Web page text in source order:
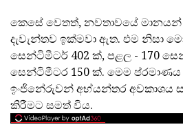
කෙසේ වෙතත්, නවතාවයේ
දැවැන්තව ඉක්මවා ඇත. එම නිසා
සෙන්ටිමීටර් 402 ක්, පළල - 170
සෙන්ටිමීටර 150 ක්. මෙම ප්රමාණය
ඉංජිනේරුවන් අභ්යන්තර අවකාශය
කිරීමට සමත් විය.